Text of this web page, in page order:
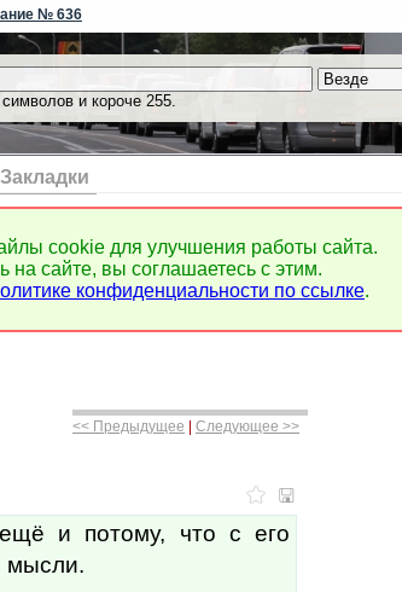
№ 636
и короче 255.
Закладки
cookie для улучшения работы сайта.
на сайте, вы соглашаетесь с этим.
конфиденциальности по ссылке.
<< Предыдущее Следующее >>
и потому, что с его
мысли.